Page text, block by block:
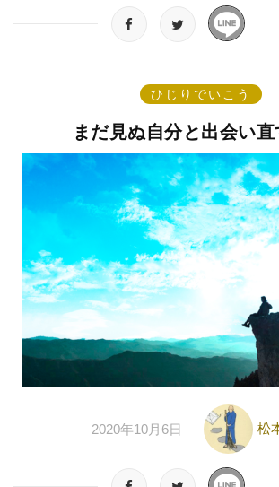
ひじりでいこう
まだ見ぬ自分と出会い直
2020年10月6日 松